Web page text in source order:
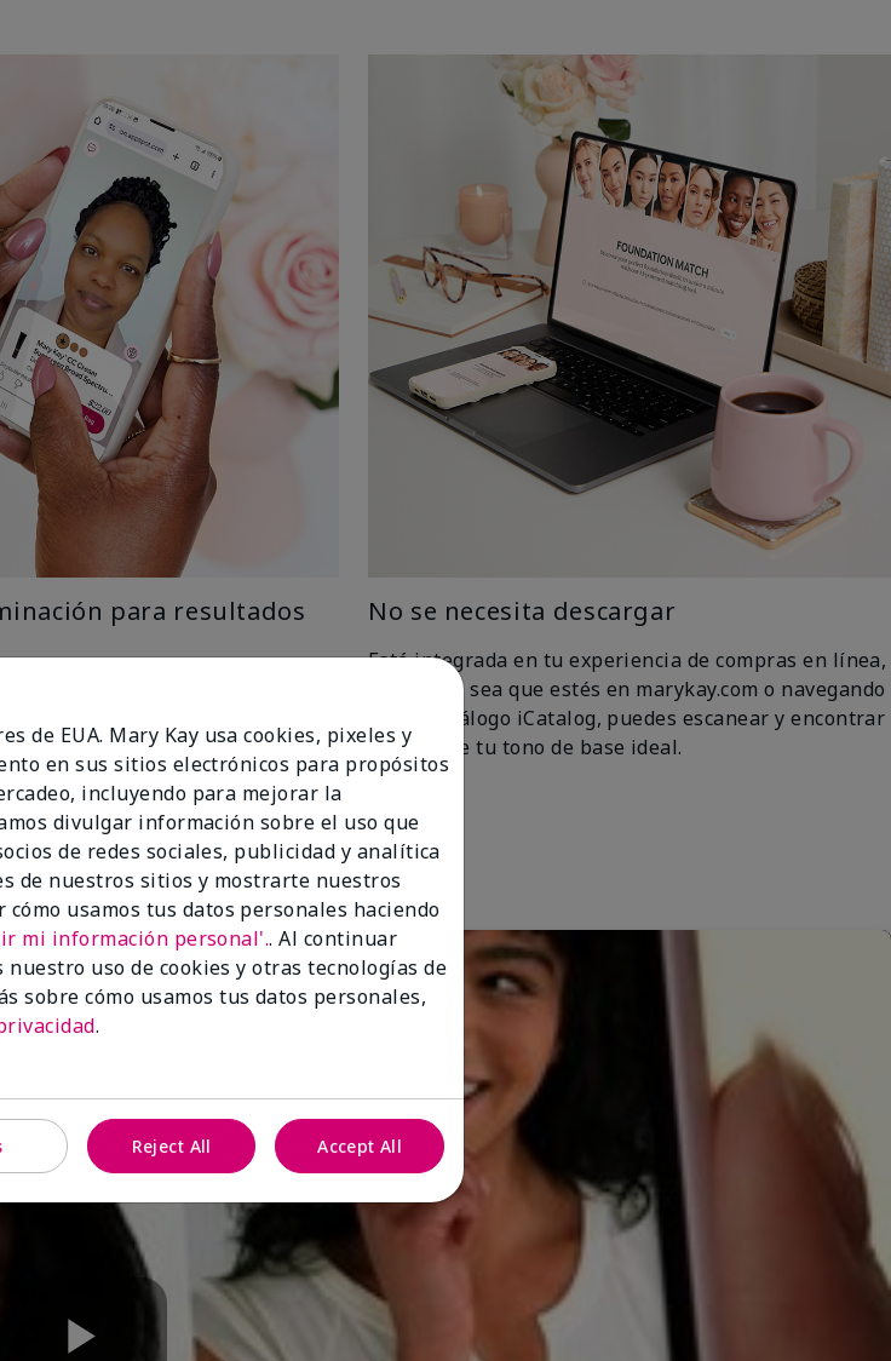
para resultados
IA elimina todo el trabajo con
uniforme y natural y
No se necesita descargar
Está integrada en tu experiencia de compras en línea,
así que ya sea que estés en marykay.com o navegando
por el catálogo iCatalog, puedes escanear y encontrar
fácilmente tu tono de base ideal.
de EUA. Mary Kay usa cookies, pixeles y
en sus sitios electrónicos para propósitos
incluyendo para mejorar la
divulgar información sobre el uso que
de redes sociales, publicidad y analítica
de nuestros sitios y mostrarte nuestros
usamos tus datos personales haciendo
mi información personal'.. Al continuar
uso de cookies y otras tecnologías de
sobre cómo usamos tus datos personales,
.
Reject All Accept All